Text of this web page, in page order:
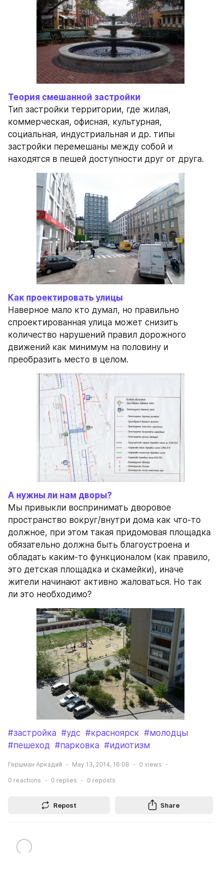
Теория смешанной застройки
Тип застройки территории, где жилая,
коммерческая, офисная, культурная,
социальная, индустриальная и др. типы
застройки перемешаны между собой и
находятся в пешей доступности друг от друга.
Как проектировать улицы
Наверное мало кто думал, но правильно
спроектированная улица может снизить
количество нарушений правил дорожного
движений как минимум на половину и
преобразить место в целом.
А нужны ли нам дворы?
Мы привыкли воспринимать дворовое
пространство вокруг/внутри дома как что-то
должное, при этом такая придомовая площадка
обязательно должна быть благоустроена и
обладать каким-то функционалом (как правило,
это детская площадка и скамейки), иначе
жители начинают активно жаловаться. Но так
ли это необходимо?
#застройка #удс #красноярск #молодцы
#пешеход #парковка #идиотизм
Гершман Аркадий May 13, 2014, 16:08 0 views
0 reactions 0 replies 0 reposts
Repost Share